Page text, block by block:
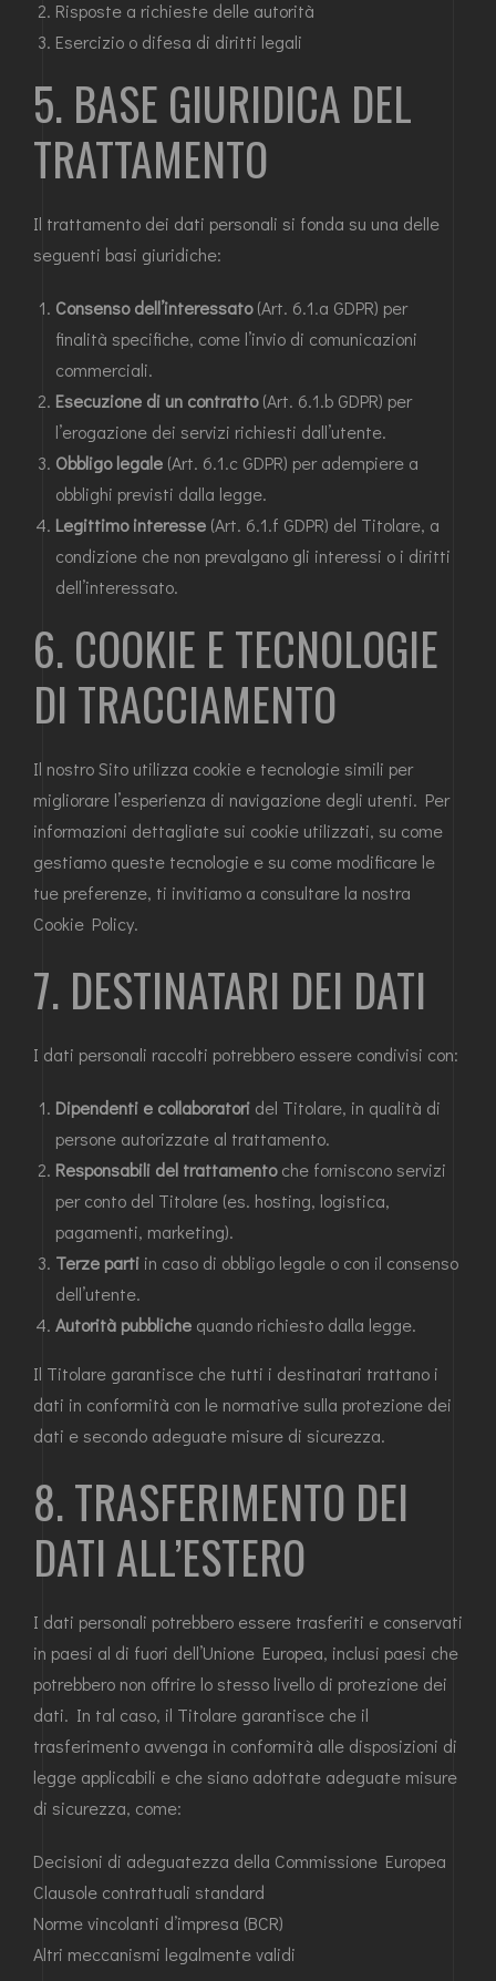
Risposte a richieste delle autorità
Esercizio o difesa di diritti legali
5. BASE GIURIDICA DEL
TRATTAMENTO
Il trattamento dei dati personali si fonda su una delle
seguenti basi giuridiche:
Consenso dell’interessato(Art. 6.1.a GDPR) per
finalità specifiche, come l’invio di comunicazioni
commerciali.
Esecuzione di un contratto(Art. 6.1.b GDPR) per
l’erogazione dei servizi richiesti dall’utente.
Obbligo legale (Art. 6.1.c GDPR) per adempiere a
obblighi previsti dalla legge.
Legittimo interesse (Art. 6.1.f GDPR) del Titolare, a
condizione che non prevalgano gli interessi o i diritti
dell’interessato.
6. COOKIE E TECNOLOGIE
DI TRACCIAMENTO
Il nostro Sito utilizza cookie e tecnologie simili per
migliorare l’esperienza di navigazione degli utenti. Per
informazioni dettagliate sui cookie utilizzati, su come
gestiamo queste tecnologie e su come modificare le
tue preferenze, ti invitiamo a consultare la nostra
Cookie Policy.
7. DESTINATARI DEI DATI
I dati personali raccolti potrebbero essere condivisi con:
Dipendenti e collaboratori del Titolare, in qualità di
persone autorizzate al trattamento.
Responsabili del trattamentoche forniscono servizi
per conto del Titolare (es. hosting, logistica,
pagamenti, marketing).
Terze parti in caso di obbligo legale o con il consenso
dell’utente.
Autorità pubbliche quando richiesto dalla legge.
Il Titolare garantisce che tutti i destinatari trattano i
dati in conformità con le normative sulla protezione dei
dati e secondo adeguate misure di sicurezza.
8. TRASFERIMENTO DEI
DATI ALL’ESTERO
I dati personali potrebbero essere trasferiti e conservati
in paesi al di fuori dell’Unione Europea, inclusi paesi che
potrebbero non offrire lo stesso livello di protezione dei
dati. In tal caso, il Titolare garantisce che il
trasferimento avvenga in conformità alle disposizioni di
legge applicabili e che siano adottate adeguate misure
di sicurezza, come:
Decisioni di adeguatezza della Commissione Europea
Clausole contrattuali standard
Norme vincolanti d’impresa (BCR)
Altri meccanismi legalmente validi